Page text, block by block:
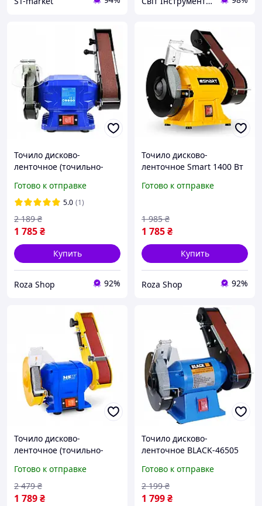
Точило дисково-
ленточное (точильно-
Geko G81244
Готово к отправке
5.0 (1)
1 785₴
2 189 ₴
Купить
Roza Shop 92%
Точило дисково-
ленточное Smart 1400 Вт
Готово к отправке
1 785₴
1 985 ₴
Купить
Roza Shop 92%
Точило дисково-
ленточное (точильно-
MSW
Готово к отправке
1 789₴
2 479 ₴
Точило дисково-
ленточное BLACK-46505
Готово к отправке
1 799₴
2 199 ₴